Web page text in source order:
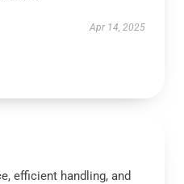
Apr 14, 2025
efficient handling, and